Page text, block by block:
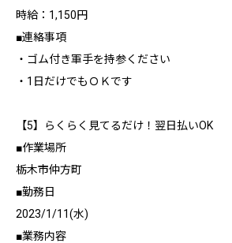
時給：1,150円
■連絡事項
・ゴム付き軍手を持参ください
・1日だけでもＯＫです
【5】らくらく見てるだけ！翌日払いOK
■作業場所
栃木市仲方町
■勤務日
2023/1/11(水)
■業務内容